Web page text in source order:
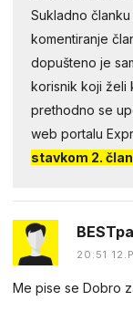
Sukladno
komentiranje
dopušteno je
korisnik koji želi
prethodno se
web portalu
stavkom 2.
20:51
Me pise se Dobro